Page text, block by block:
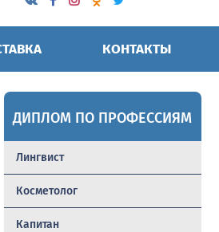
КОНТАКТЫ
ДИПЛОМ ПО ПРОФЕССИЯМ
Лингвист
Косметолог
Капитан